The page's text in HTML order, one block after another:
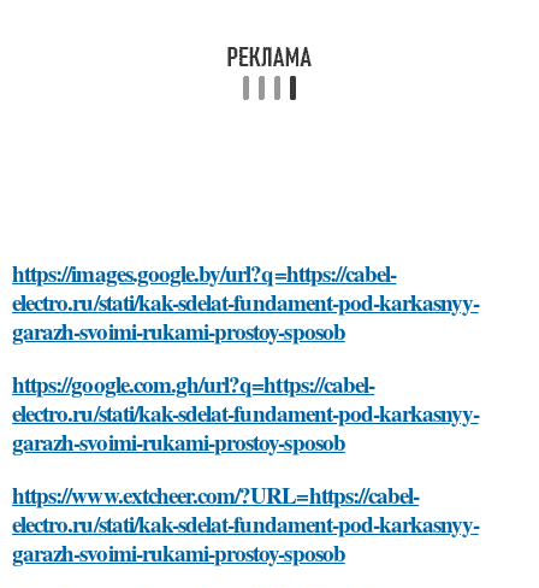
https://images.google.by/url?q=https://cabel-
electro.ru/stati/kak-sdelat-fundament-pod-karkasnyy-
garazh-svoimi-rukami-prostoy-sposob
https://google.com.gh/url?q=https://cabel-
electro.ru/stati/kak-sdelat-fundament-pod-karkasnyy-
garazh-svoimi-rukami-prostoy-sposob
https://www.extcheer.com/?URL=https://cabel-
electro.ru/stati/kak-sdelat-fundament-pod-karkasnyy-
garazh-svoimi-rukami-prostoy-sposob